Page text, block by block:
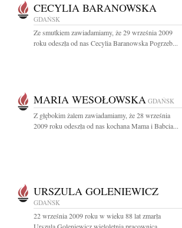
CECYLIA BARANOWSKA
GDAŃSK
Ze smutkiem zawiadamiamy, że 29 września 2009
roku odeszła od nas Cecylia Baranowska Pogrzeb...
MARIA WESOŁOWSKA GDAŃSK
Z głębokim żalem zawiadamiamy, że 28 września
2009 roku odeszła od nas kochana Mama i Babcia...
URSZULA GOLENIEWICZ
GDAŃSK
22 września 2009 roku w wieku 88 lat zmarła